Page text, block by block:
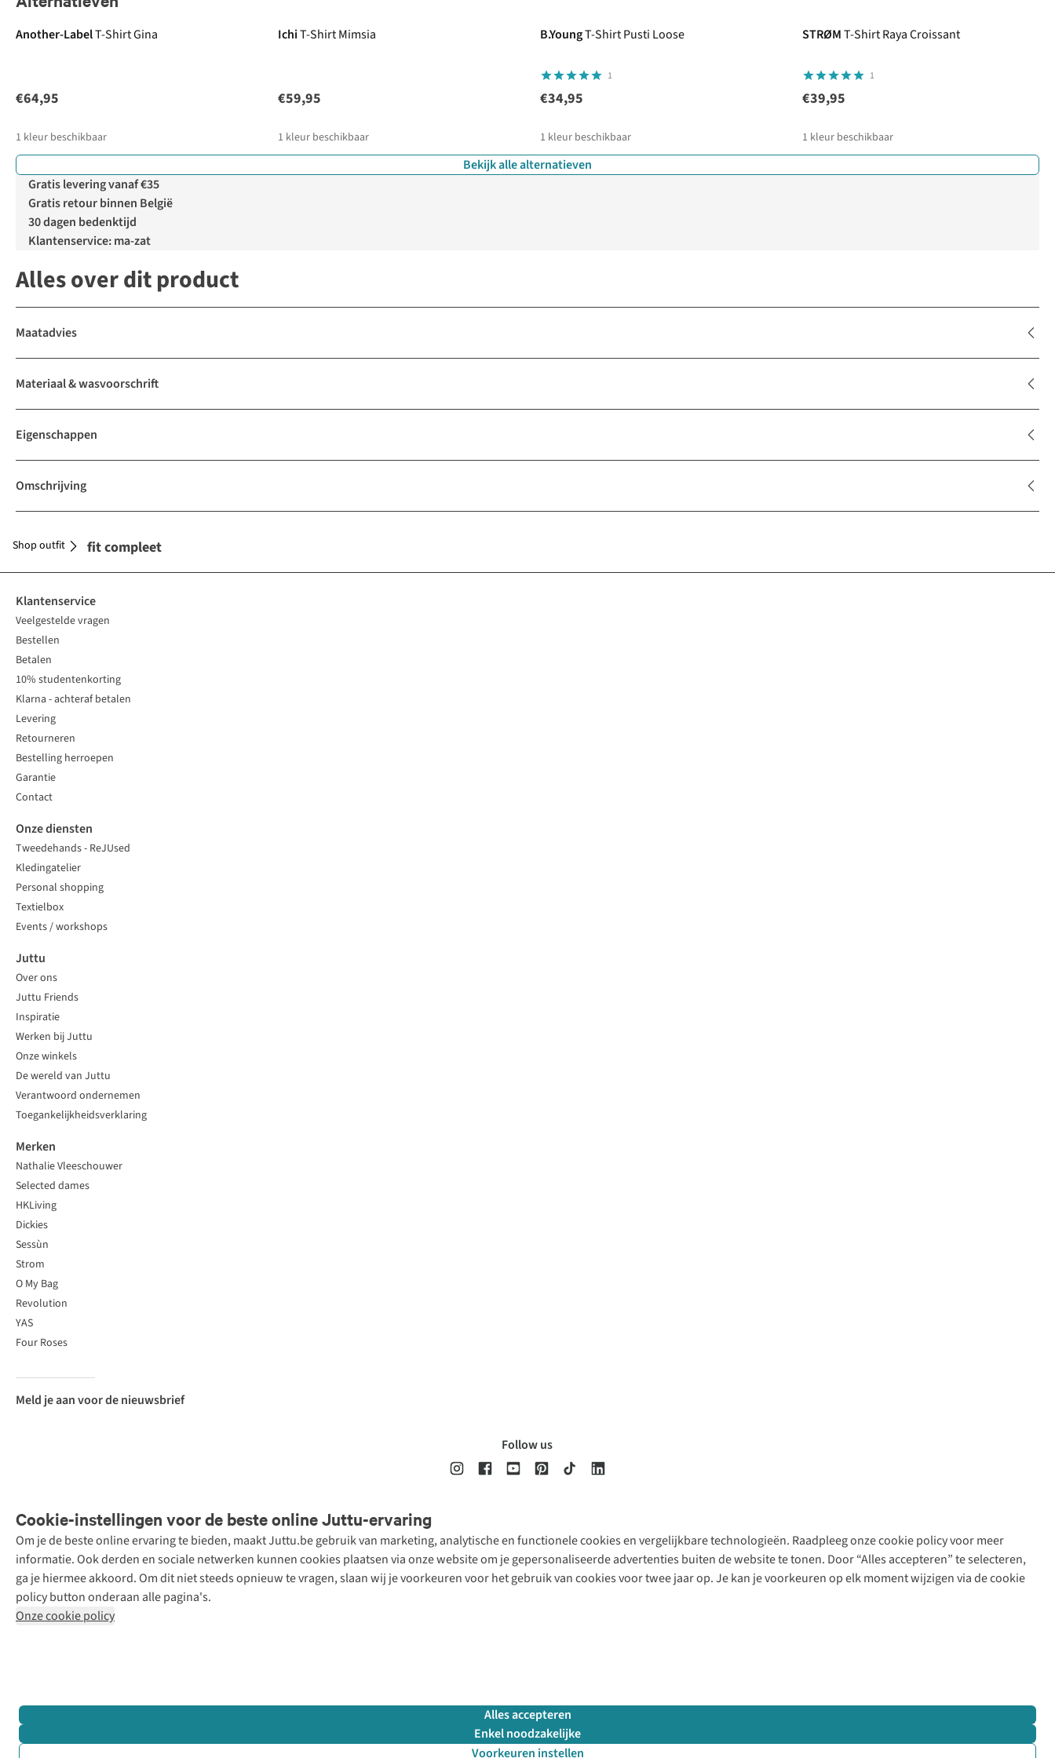
Another-LabelT-Shirt Gina
€64,95
1 kleur beschikbaar
IchiT-Shirt Mimsia
€59,95
1 kleur beschikbaar
B.YoungT-Shirt Pusti Loose
1
€34,95
1 kleur beschikbaar
STRØMT-Shirt Raya Croissant
1
€39,95
1 kleur beschikbaar
Bekijk alle alternatieven
Gratis levering vanaf €35
Gratis retour binnen België
30 dagen bedenktijd
Klantenservice: ma-zat
Alles over dit product
Maatadvies
Materiaal & wasvoorschrift
Eigenschappen
Omschrijving
Maak je outfit compleet
Shop outfit
Cookie-instellingen voor de beste online Juttu-ervaring
Om je de beste online ervaring te bieden, maakt Juttu.be gebruik van marketing, analytische en functionele cookies en vergelijkbare technologieën. Raadpleeg onze cookie policy voor meer
informatie. Ook derden en sociale netwerken kunnen cookies plaatsen via onze website om je gepersonaliseerde advertenties buiten de website te tonen. Door “Alles accepteren” te selecteren,
ga je hiermee akkoord. Om dit niet steeds opnieuw te vragen, slaan wij je voorkeuren voor het gebruik van cookies voor twee jaar op. Je kan je voorkeuren op elk moment wijzigen via de cookie
policy button onderaan alle pagina's.
Onze cookie policy
Alles accepteren
Enkel noodzakelijke
Voorkeuren instellen
Klantenservice
Veelgestelde vragen
Bestellen
Betalen
10% studentenkorting
Klarna - achteraf betalen
Levering
Retourneren
Bestelling herroepen
Garantie
Contact
Onze diensten
Tweedehands - ReJUsed
Kledingatelier
Personal shopping
Textielbox
Events / workshops
Juttu
Over ons
Juttu Friends
Inspiratie
Werken bij Juttu
Onze winkels
De wereld van Juttu
Verantwoord ondernemen
Toegankelijkheidsverklaring
Merken
Nathalie Vleeschouwer
Selected dames
HKLiving
Dickies
Sessùn
Strom
O My Bag
Revolution
YAS
Four Roses
Meld je aan voor de nieuwsbrief
Follow us
Disclaimer Privacy Policy
Retail Concepts
N.V.,
Smallandlaan
9, 2660
BTW BE
0416.762.280